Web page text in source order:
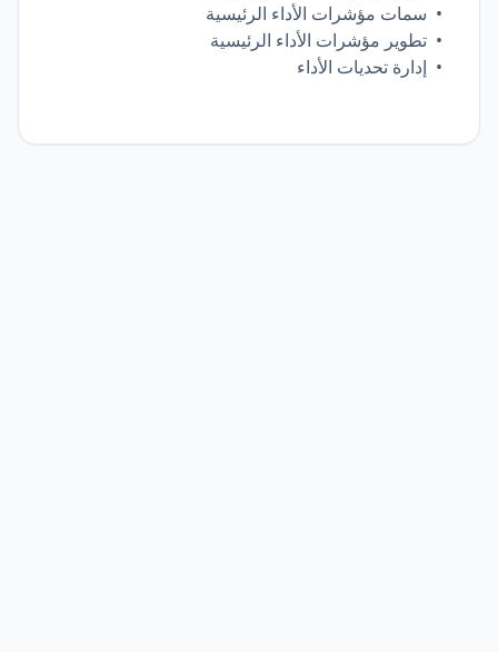
• سمات مؤشرات الأداء الرئيسية
• تطوير مؤشرات الأداء الرئيسية
• إدارة تحديات الأداء